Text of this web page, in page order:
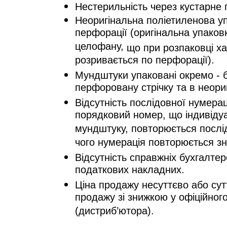
Нестерильність через кустарне
Неоригінальна поліетиленова
перфорації (оригінальна
целофану, що при розпаковці
розривається по перфорації).
Мундштуки упаковані окремо -
перфоровану стрічку та в
Відсутність послідовної
порядковий номер, що
мундштуку, повторюється
чого нумерація повторюється
Відсутність справжніх
податкових накладних.
Ціна продажу несуттєво або
продажу зі знижкою у
(дистриб’ютора).